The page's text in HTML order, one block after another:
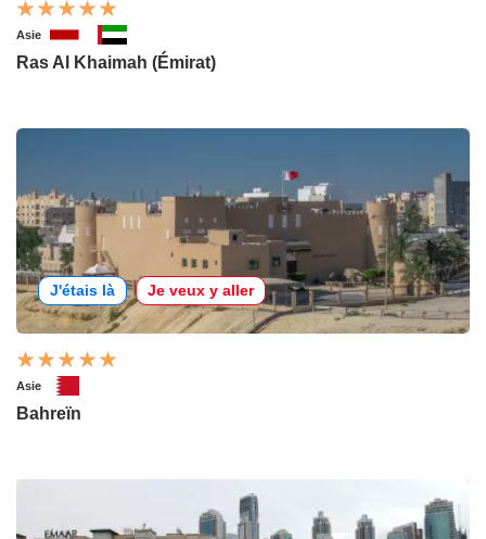
Asie
Ras Al Khaimah (Émirat)
J'étais là Je veux y aller
Asie
Bahreïn